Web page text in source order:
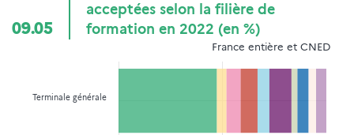
09.05
acceptées selon la filière de
formation en 2022 (en %)
France entière et CNED
Terminale générale